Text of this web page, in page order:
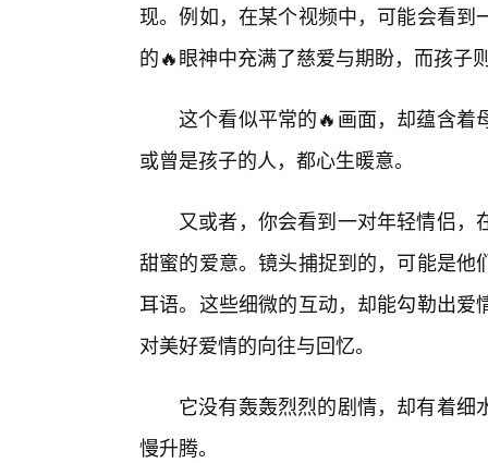
现。例如，在某个视频中，可能会看
的🔥眼神中充满了慈爱与期盼，而孩子
这个看似平常的🔥画面，却蕴含着
或曾是孩子的人，都心生暖意。
又或者，你会看到一对年轻情侣
甜蜜的爱意。镜头捕捉到的，可能是
耳语。这些细微的互动，却能勾勒出
对美好爱情的向往与回忆。
它没有轰轰烈烈的剧情，却有着
慢升腾。